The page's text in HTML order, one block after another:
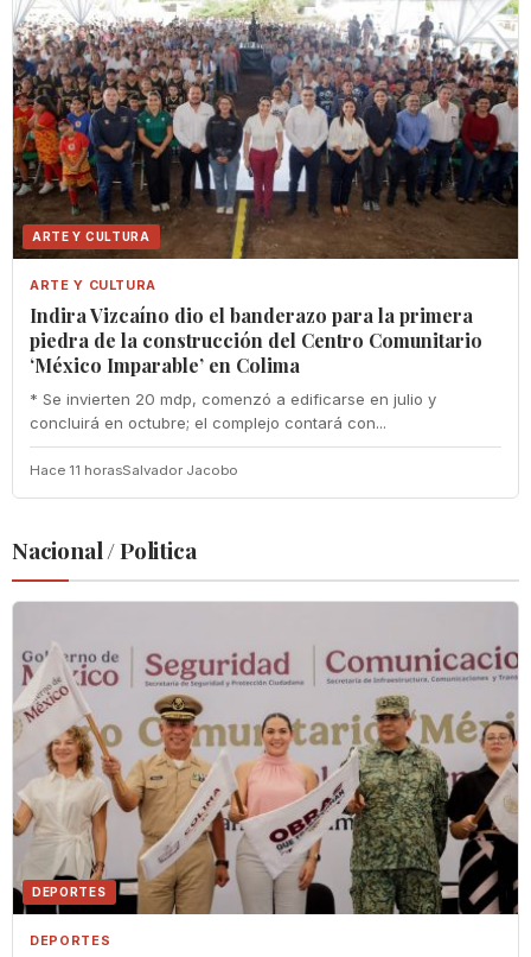
ARTE Y CULTURA
ARTE Y CULTURA
Indira Vizcaíno dio el banderazo para la primera
piedra de la construcción del Centro Comunitario
‘México Imparable’ en Colima
* Se invierten 20 mdp, comenzó a edificarse en julio y
concluirá en octubre; el complejo contará con...
Hace 11 horasSalvador Jacobo
Nacional / Politica
DEPORTES
DEPORTES